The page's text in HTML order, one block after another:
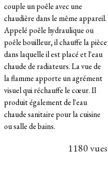
couple un poêle avec une
chaudière dans le même appareil.
Appelé poêle hydraulique ou
poêle bouilleur, il chauffe la pièce
dans laquelle il est placé et l'eau
chaude de radiateurs. La vue de
la flamme apporte un agrément
visuel qui réchauffe le cœur. Il
produit également de l'eau
chaude sanitaire pour la cuisine
ou salle de bains.
1180 vues